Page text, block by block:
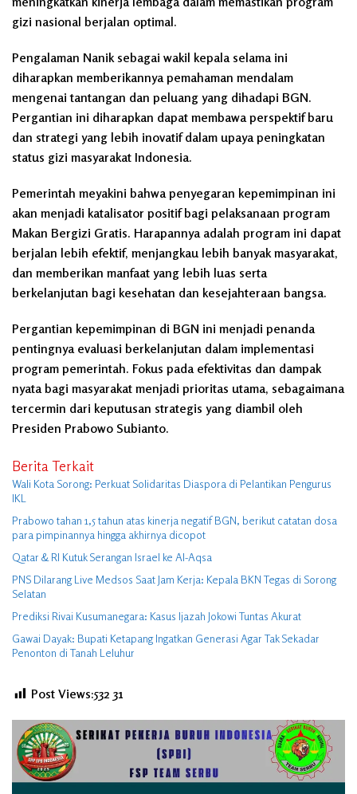
gizi nasional berjalan optimal.
Pengalaman Nanik sebagai wakil kepala selama ini
diharapkan memberikannya pemahaman mendalam
mengenai tantangan dan peluang yang dihadapi BGN.
Pergantian ini diharapkan dapat membawa perspektif baru
dan strategi yang lebih inovatif dalam upaya peningkatan
status gizi masyarakat Indonesia.
Pemerintah meyakini bahwa penyegaran kepemimpinan ini
akan menjadi katalisator positif bagi pelaksanaan program
Makan Bergizi Gratis. Harapannya adalah program ini dapat
berjalan lebih efektif, menjangkau lebih banyak masyarakat,
dan memberikan manfaat yang lebih luas serta
berkelanjutan bagi kesehatan dan kesejahteraan bangsa.
Pergantian kepemimpinan di BGN ini menjadi penanda
pentingnya evaluasi berkelanjutan dalam implementasi
program pemerintah. Fokus pada efektivitas dan dampak
nyata bagi masyarakat menjadi prioritas utama, sebagaimana
tercermin dari keputusan strategis yang diambil oleh
Presiden Prabowo Subianto.
Berita Terkait
Wali Kota Sorong: Perkuat Solidaritas Diaspora di Pelantikan Pengurus
IKL
Prabowo tahan 1,5 tahun atas kinerja negatif BGN, berikut catatan dosa
para pimpinannya hingga akhirnya dicopot
Qatar & RI Kutuk Serangan Israel ke Al-Aqsa
PNS Dilarang Live Medsos Saat Jam Kerja: Kepala BKN Tegas di Sorong
Selatan
Prediksi Rivai Kusumanegara: Kasus Ijazah Jokowi Tuntas Akurat
Gawai Dayak: Bupati Ketapang Ingatkan Generasi Agar Tak Sekadar
Penonton di Tanah Leluhur
Post Views:532 31